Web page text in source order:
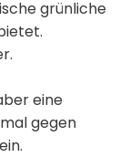
grünliche
eine
gegen